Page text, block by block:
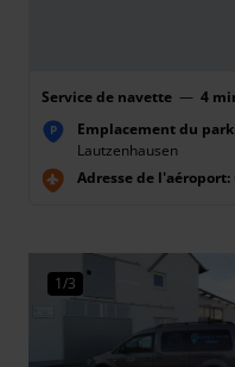
Service de navette — 4
P Emplacement du
Lautzenhausen
Adresse de l'aéroport:
1/3